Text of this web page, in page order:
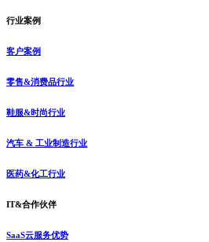
行业案例
客户案例
零售&消费品行业
鞋服&时尚行业
汽车 & 工业制造行业
医药&化工行业
IT&合作伙伴
SaaS云服务优势